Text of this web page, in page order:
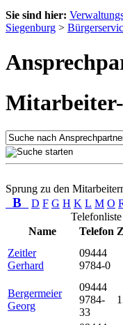
Sie sind hier:
Siegenburg >
Sprung zu den
B D F G H K L M O
Name
Telefon
Zeitler
Gerhard
09444
9784-0
Bergermeier
Georg
09444
9784-
33